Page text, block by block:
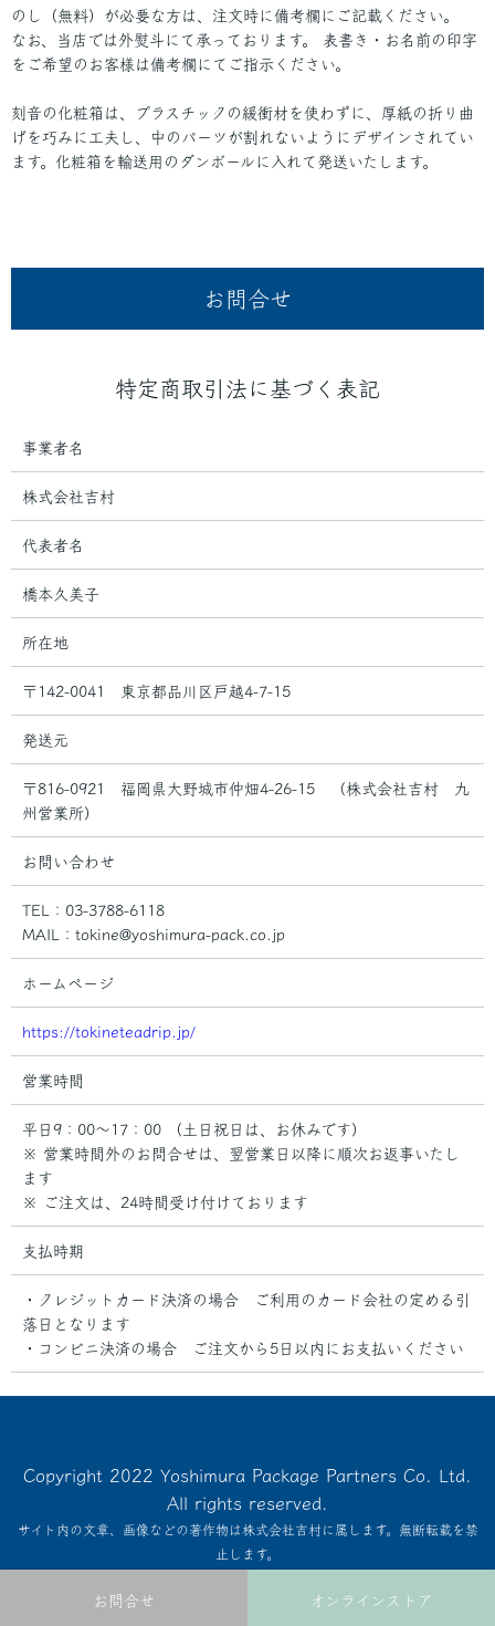
お問合せ オンラインストア
のし（無料）が必要な方は、注文時に備考欄にご記載ください。
なお、当店では外熨斗にて承っております。 表書き・お名前の印字
をご希望のお客様は備考欄にてご指示ください。
刻音の化粧箱は、プラスチックの緩衝材を使わずに、厚紙の折り曲
げを巧みに工夫し、中のパーツが割れないようにデザインされてい
ます。化粧箱を輸送用のダンボールに入れて発送いたします。
お問合せ
特定商取引法に基づく表記
事業者名
株式会社吉村
代表者名
橋本久美子
所在地
〒142-0041 東京都品川区戸越4-7-15
発送元
〒816-0921 福岡県大野城市仲畑4-26-15 （株式会社吉村 九
州営業所）
お問い合わせ
TEL：03-3788-6118
MAIL：tokine@yoshimura-pack.co.jp
ホームページ
https://tokineteadrip.jp/
営業時間
平日9：00～17：00 （土日祝日は、お休みです）
※ 営業時間外のお問合せは、翌営業日以降に順次お返事いたし
ます
※ ご注文は、24時間受け付けております
支払時期
・クレジットカード決済の場合 ご利用のカード会社の定める引
落日となります
・コンビニ決済の場合 ご注文から5日以内にお支払いください
Copyright 2022 Yoshimura Package Partners Co. Ltd.
All rights reserved.
サイト内の文章、画像などの著作物は株式会社吉村に属します。無断転載を禁
止します。